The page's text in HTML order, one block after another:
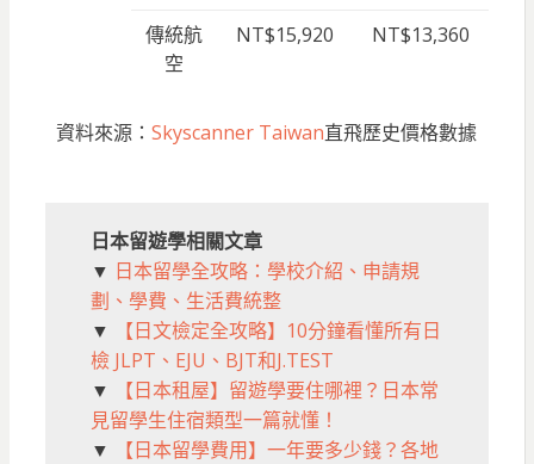
傳統航
空
NT$15,920 NT$13,360
資料來源： Skyscanner Taiwan直飛歷史價格數據
日本留遊學相關文章
▼ 日本留學全攻略：學校介紹、申請規
劃、學費、生活費統整
▼
【日文檢定全攻略】10分鐘看懂所有日
檢 JLPT、EJU、BJT和J.TEST
▼
【日本租屋】留遊學要住哪裡？日本常
見留學生住宿類型一篇就懂！
▼
【日本留學費用】一年要多少錢？各地